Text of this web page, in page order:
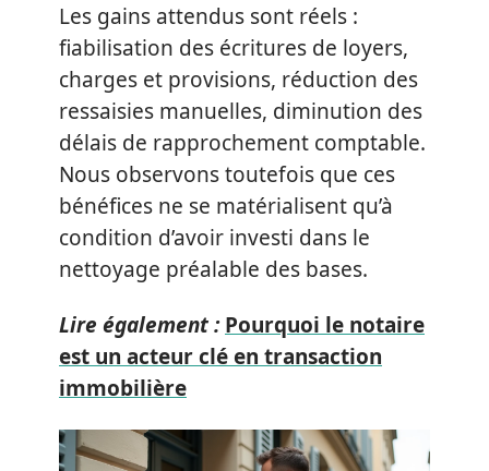
Les gains attendus sont réels :
fiabilisation des écritures de loyers,
charges et provisions, réduction des
ressaisies manuelles, diminution des
délais de rapprochement comptable.
Nous observons toutefois que ces
bénéfices ne se matérialisent qu’à
condition d’avoir investi dans le
nettoyage préalable des bases.
Lire également : Pourquoi le notaire
est un acteur clé en transaction
immobilière